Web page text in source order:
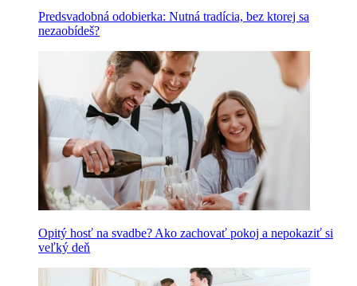
Predsvadobná odobierka: Nutná tradícia, bez ktorej sa
nezaobídeš?
Opitý hosť na svadbe? Ako zachovať pokoj a nepokaziť si
veľký deň